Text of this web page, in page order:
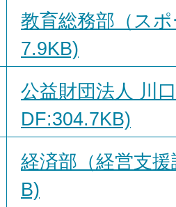
教育総務部（ス
7.9KB)
公益財団法人 川
DF:304.7KB)
経済部（経営支
B)